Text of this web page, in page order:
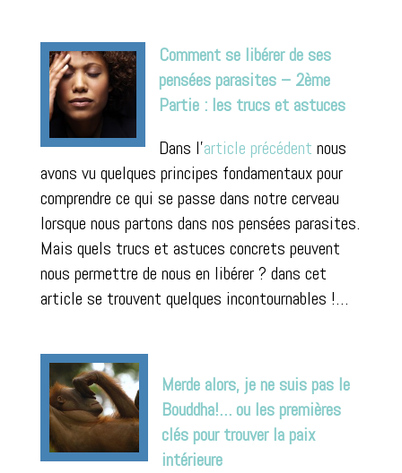
Comment se libérer de ses
pensées parasites – 2ème
Partie : les trucs et astuces
Dans l’article précédent nous
avons vu quelques principes fondamentaux pour
comprendre ce qui se passe dans notre cerveau
lorsque nous partons dans nos pensées parasites.
Mais quels trucs et astuces concrets peuvent
nous permettre de nous en libérer ? dans cet
article se trouvent quelques incontournables !…
Merde alors, je ne suis pas le
Bouddha!… ou les premières
clés pour trouver la paix
intérieure